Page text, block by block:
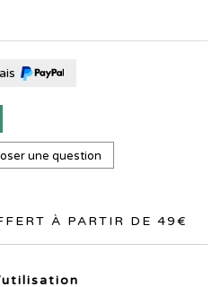
une question
À PARTIR DE 49€